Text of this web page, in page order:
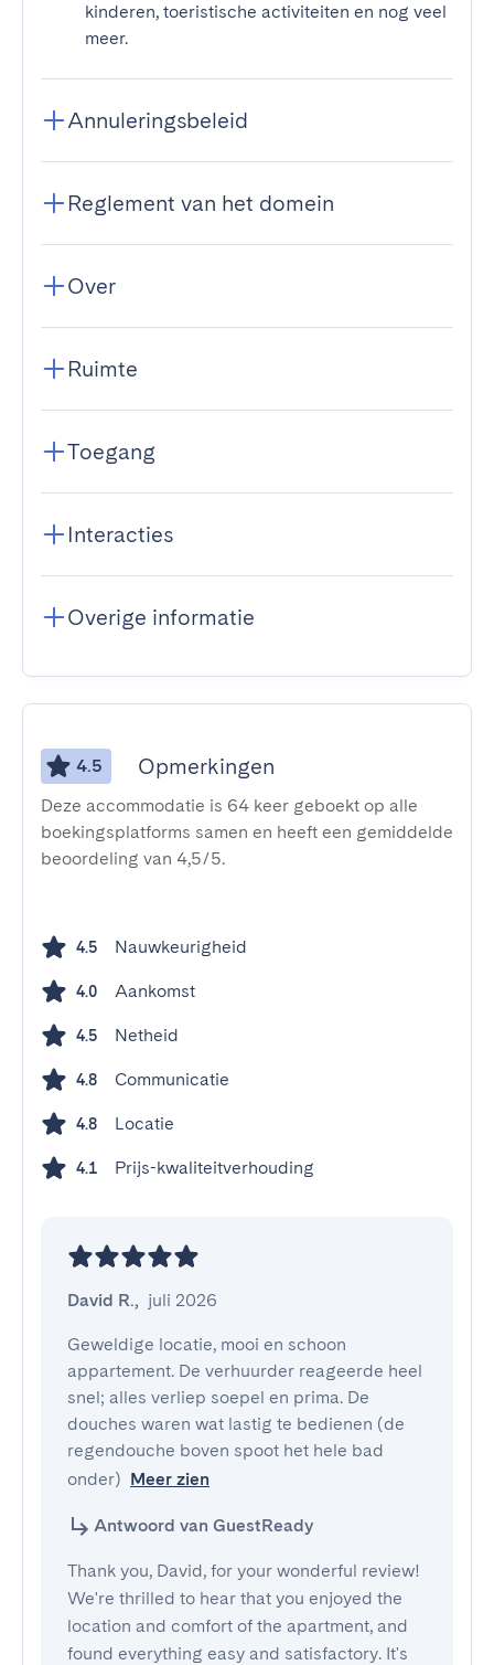
kinderen, toeristische activiteiten en nog veel
meer.
Annuleringsbeleid
Reglement van het domein
Over
Ruimte
Toegang
Interacties
Overige informatie
4.5 Opmerkingen
Deze accommodatie is 64 keer geboekt op alle
boekingsplatforms samen en heeft een gemiddelde
beoordeling van 4,5/5.
4.5 Nauwkeurigheid
4.0 Aankomst
4.5 Netheid
4.8 Communicatie
4.8 Locatie
4.1 Prijs-kwaliteitverhouding
David R., juli 2026
Geweldige locatie, mooi en schoon
appartement. De verhuurder reageerde heel
snel; alles verliep soepel en prima. De
douches waren wat lastig te bedienen (de
regendouche boven spoot het hele bad
onder) Meer zien
Antwoord van GuestReady
Thank you, David, for your wonderful review!
We're thrilled to hear that you enjoyed the
location and comfort of the apartment, and
found everything easy and satisfactory. It's